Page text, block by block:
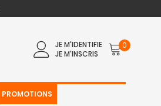
JE M'IDENTIFIE
JE M'INSCRIS
0
PROMOTIONS